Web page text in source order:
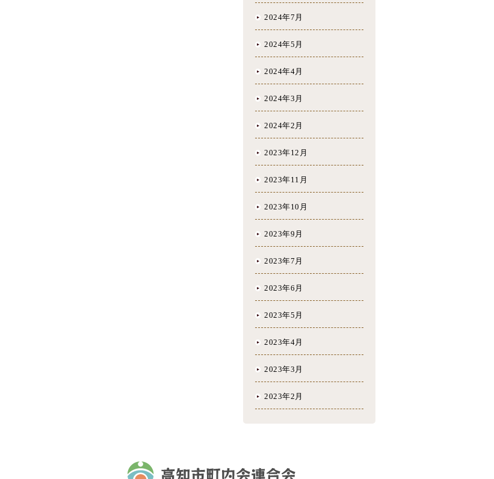
2024年7月
2024年5月
2024年4月
2024年3月
2024年2月
2023年12月
2023年11月
2023年10月
2023年9月
2023年7月
2023年6月
2023年5月
2023年4月
2023年3月
2023年2月